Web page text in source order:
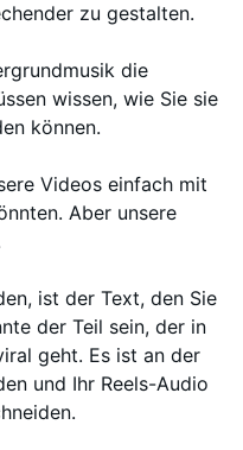
zu gestalten.
die
wissen, wie Sie sie
können.
Videos einfach mit
Aber unsere
ist der Text, den Sie
der Teil sein, der in
geht. Es ist an der
und Ihr Reels-Audio